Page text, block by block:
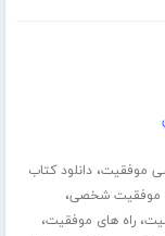
موفقیت،دانلود کتاب
موفقیت شخصی،
،راه های موفقیت،